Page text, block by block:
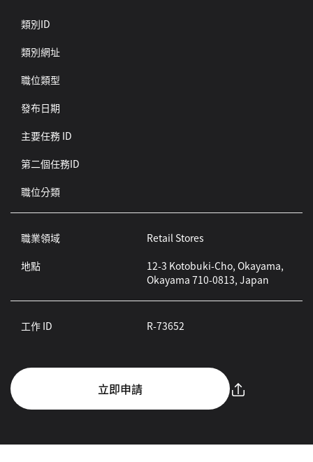
類別ID
類別網址
職位類型
發布日期
主要任務 ID
第二個任務ID
職位分類
職業領域
Retail Stores
地點
12-3 Kotobuki-Cho, Okayama,
Okayama 710-0813, Japan
工作 ID R-73652
立即申請